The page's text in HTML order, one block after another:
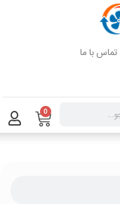
تماس با ما
0